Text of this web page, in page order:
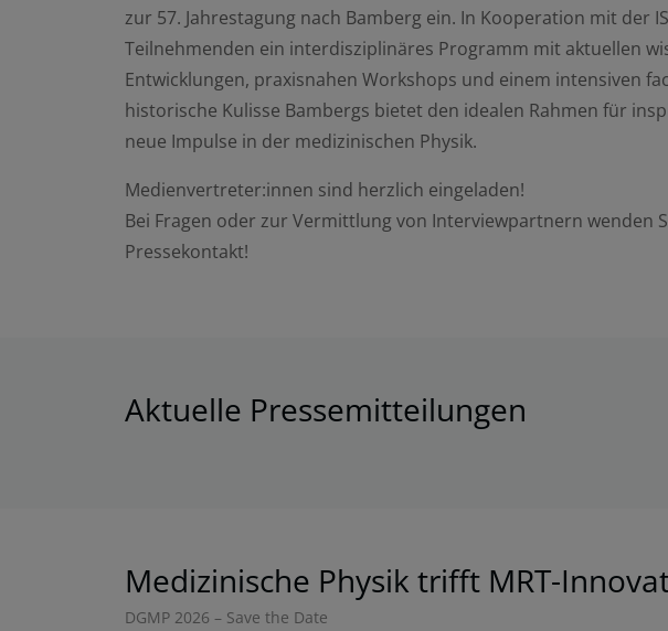
zur 57. Jahrestagung nach Bamberg ein. In Kooperation mit der
Teilnehmenden ein interdisziplinäres Programm mit aktuellen
Entwicklungen, praxisnahen Workshops und einem intensiven
historische Kulisse Bambergs bietet den idealen Rahmen für
neue Impulse in der medizinischen Physik.
Medienvertreter:innen sind herzlich eingeladen!
Bei Fragen oder zur Vermittlung von Interviewpartnern wenden
Pressekontakt!
Aktuelle Pressemitteilungen
Medizinische Physik trifft MRT-
DGMP 2026 – Save the Date